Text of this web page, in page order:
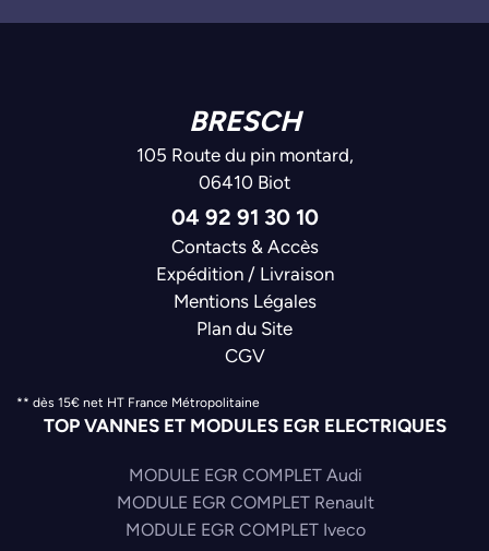
BRESCH
105 Route du pin montard,
06410 Biot
04 92 91 30 10
Contacts & Accès
Expédition / Livraison
Mentions Légales
Plan du Site
CGV
** dès 15€ net HT France Métropolitaine
TOP VANNES ET MODULES EGR ELECTRIQUES
MODULE EGR COMPLET Audi
MODULE EGR COMPLET Renault
MODULE EGR COMPLET Iveco